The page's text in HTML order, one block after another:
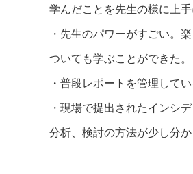
学んだことを先生の様に上
・先生のパワーがすごい。
ついても学ぶことができた。
・普段レポートを管理して
・現場で提出されたインシ
分析、検討の方法が少し分か